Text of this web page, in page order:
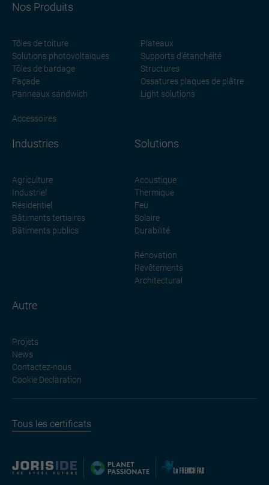
Nos Produits
Tôles de toiture
Solutions photovoltaïques
Tôles de bardage
Façade
Panneaux sandwich
Plateaux
Supports d'étanchéité
Structures
Ossatures plaques de plâtre
Light solutions
Accessoires
Industries
Agriculture
Industriel
Résidentiel
Bâtiments tertiaires
Bâtiments publics
Solutions
Acoustique
Thermique
Feu
Solaire
Durabilité
Rénovation
Revêtements
Architectural
Autre
Projets
News
Contactez-nous
Cookie Declaration
Tous les certificats